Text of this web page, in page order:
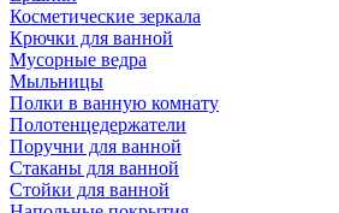
Косметические зеркала
Крючки для ванной
Мусорные ведра
Мыльницы
Полки в ванную комнату
Полотенцедержатели
Поручни для ванной
Стаканы для ванной
Стойки для ванной